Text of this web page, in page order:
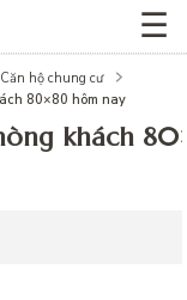
☰
hộ chung cư
80×80 hôm nay
khách